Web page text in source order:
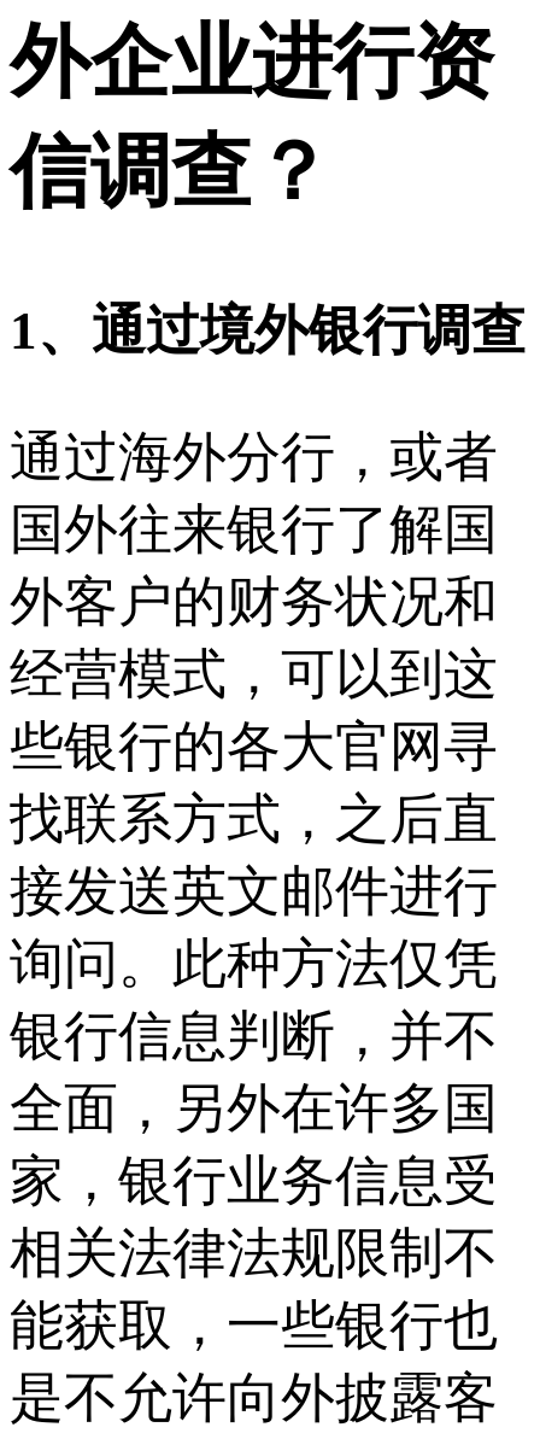
外企业进行资
信调查？
1、通过境外银行调查
通过海外分行，或者
国外往来银行了解国
外客户的财务状况和
经营模式，可以到这
些银行的各大官网寻
找联系方式，之后直
接发送英文邮件进行
询问。此种方法仅凭
银行信息判断，并不
全面，另外在许多国
家，银行业务信息受
相关法律法规限制不
能获取，一些银行也
是不允许向外披露客